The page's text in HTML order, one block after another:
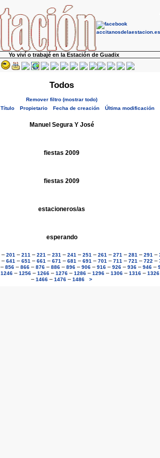
Yo viví o trabajé en la Estación de Guadix
Todos
Remover filtro (mostrar todo)
Título Propietario Fecha de creación Última modificación
Manuel Segura Y José
fiestas 2009
fiestas 2009
estacioneros/as
esperando
– 201 – 211 – 221 – 231 – 241 – 251 – 261 – 271 – 281 – 291 –
– 641 – 651 – 661 – 671 – 681 – 691 – 701 – 711 – 721 – 722 –
– 856 – 866 – 876 – 886 – 896 – 906 – 916 – 926 – 936 – 946 –
1246 – 1256 – 1266 – 1276 – 1286 – 1296 – 1306 – 1316 – 1326
– 1466 – 1476 – 1486 >